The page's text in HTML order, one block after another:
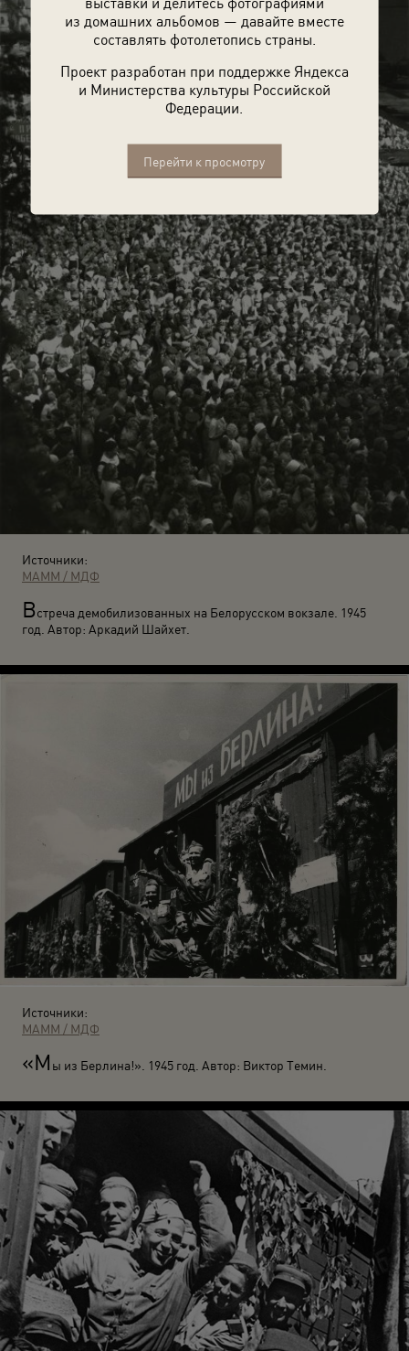
из домашних альбомов — давайте вместе
составлять фотолетопись страны.
Проект разработан при поддержке Яндекса
и Министерства культуры Российской
Федерации.
Перейти к просмотру
Источники:
МАММ / МДФ
Встреча демобилизованных на Белорусском вокзале. 1945
год. Автор: Аркадий Шайхет.
Источники:
МАММ / МДФ
«М ы из Берлина!». 1945 год. Автор: Виктор Темин.